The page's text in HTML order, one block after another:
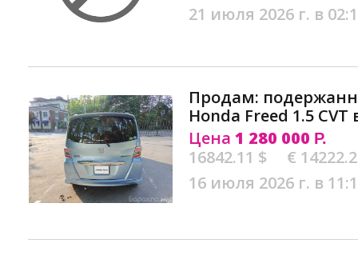
21 июля 2026 г. в
Продам:
Honda Freed 1.5
Цена 1 280 000 Р.
16842.11 $
€
16 июля 2026 г. в